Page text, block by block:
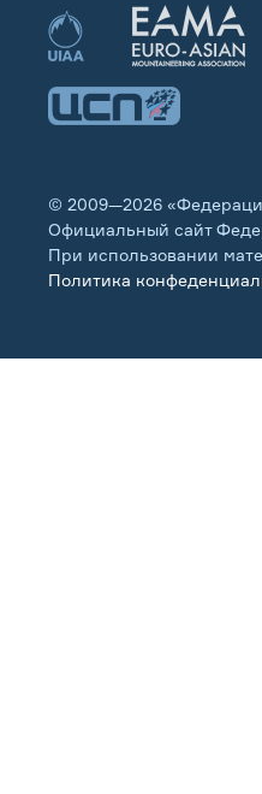
© 2009—2026
Официальный сайт
При использовании
Политика